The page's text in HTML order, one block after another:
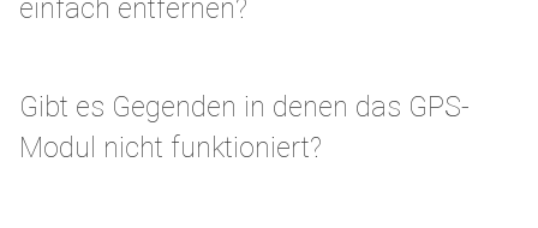
einfach entfernen?
Gibt es Gegenden in denen das GPS-
Modul nicht funktioniert?